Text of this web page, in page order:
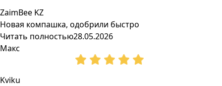
ZaimBee KZ
Новая компашка, одобрили быстро
Читать полностью28.05.2026
Макс
Kviku